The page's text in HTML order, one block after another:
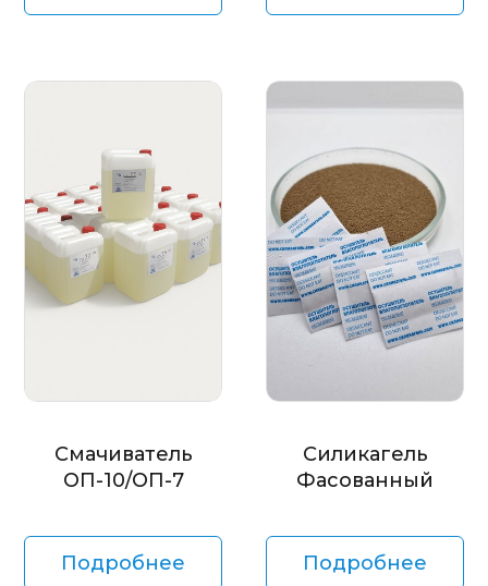
Смачиватель
ОП-10/ОП-7
Подробнее
Силикагель
Фасованный
Подробнее